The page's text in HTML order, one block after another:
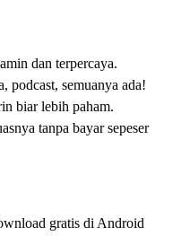
dan terpercaya.
podcast, semuanya ada!
biar lebih paham.
tanpa bayar sepeser
gratis di Android